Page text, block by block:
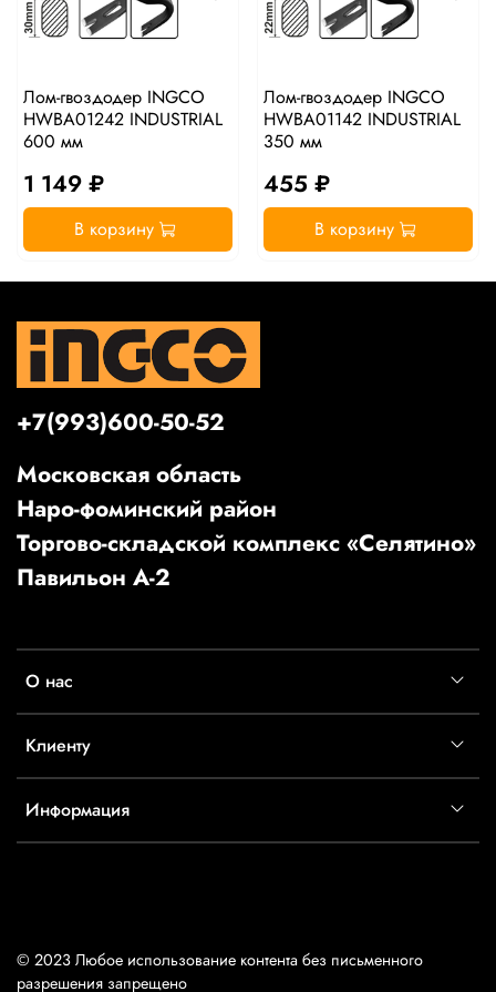
Лом-гвоздодер INGCO
HWBA01242 INDUSTRIAL
600 мм
1 149 ₽
В корзину
Лом-гвоздодер INGCO
HWBA01142 INDUSTRIAL
350 мм
455 ₽
В корзину
О нас
Клиенту
Информация
+7(993)600-50-52
Московская область
Наро-фоминский район
Торгово-складской комплекс «Селятино»
Павильон А-2
© 2023 Любое использование контента без письменного
разрешения запрещено